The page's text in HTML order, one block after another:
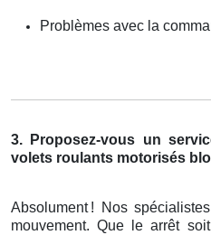
Problèmes avec la
3. Proposez-vous un
volets roulants motorisés
Absolument ! Nos spé
mouvement. Que le arrêt